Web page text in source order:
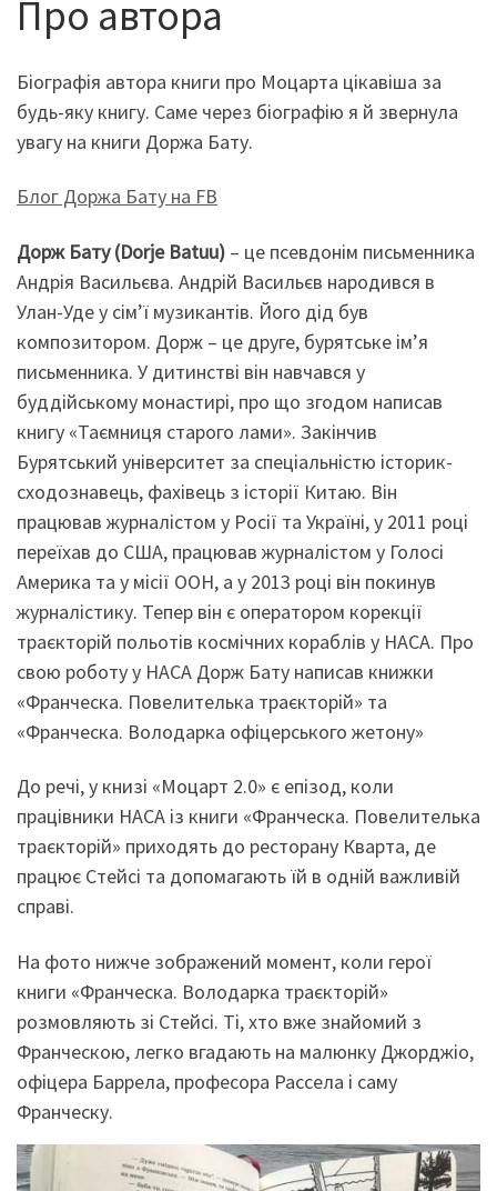
Про автора
Біографія автора книги про Моцарта цікавіша за
будь-яку книгу. Саме через біографію я й звернула
увагу на книги Доржа Бату.
Блог Доржа Бату на FB
Дорж Бату (Dorje Batuu) – це псевдонім письменника
Андрія Васильєва. Андрій Васильєв народився в
Улан-Уде у сім’ї музикантів. Його дід був
композитором. Дорж – це друге, бурятське ім’я
письменника. У дитинстві він навчався у
буддійському монастирі, про що згодом написав
книгу «Таємниця старого лами». Закінчив
Бурятський університет за спеціальністю історик-
сходознавець, фахівець з історії Китаю. Він
працював журналістом у Росії та Україні, у 2011 році
переїхав до США, працював журналістом у Голосі
Америка та у місії ООН, а у 2013 році він покинув
журналістику. Тепер він є оператором корекції
траєкторій польотів космічних кораблів у НАСА. Про
свою роботу у НАСА Дорж Бату написав книжки
«Франческа. Повелителька траєкторій» та
«Франческа. Володарка офіцерського жетону»
До речі, у книзі «Моцарт 2.0» є епізод, коли
працівники НАСА із книги «Франческа. Повелителька
траєкторій» приходять до ресторану Кварта, де
працює Стейсі та допомагають їй в одній важливій
справі.
На фото нижче зображений момент, коли герої
книги «Франческа. Володарка траєкторій»
розмовляють зі Стейсі. Ті, хто вже знайомий з
Франческою, легко вгадають на малюнку Джорджіо,
офіцера Баррела, професора Рассела і саму
Франческу.